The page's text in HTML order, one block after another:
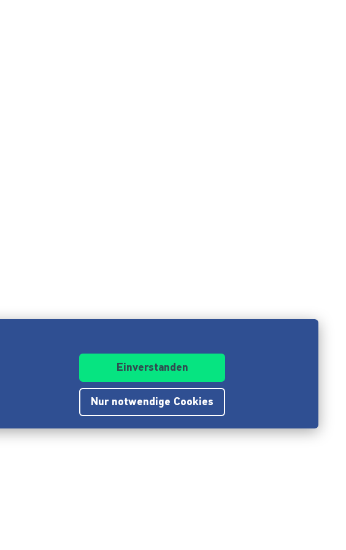
Einverstanden
Nur notwendige Cookies